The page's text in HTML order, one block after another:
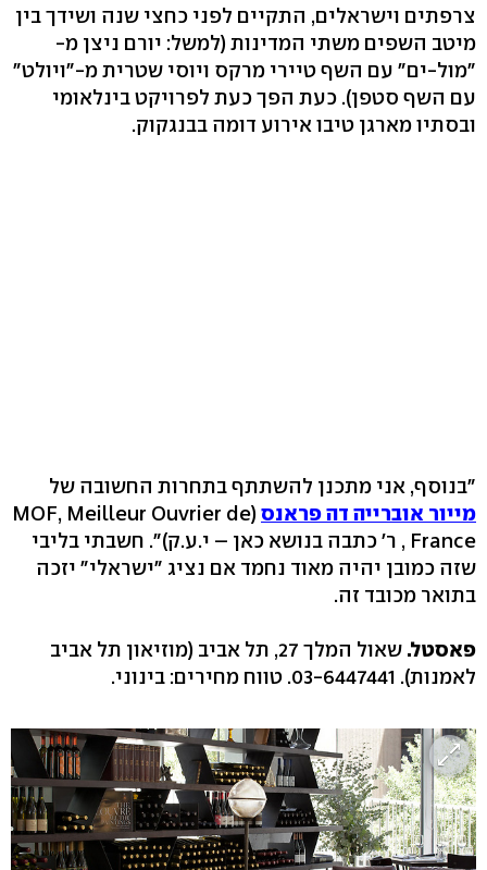
צרפתים וישראלים, התקיים לפני כחצי שנה ושידך בין
מיטב השפים משתי המדינות (למשל: יורם ניצן מ-
"מול-ים" עם השף טיירי מרקס ויוסי שטרית מ-"ויולט"
עם השף סטפן). כעת הפך כעת לפרויקט בינלאומי
ובסתיו מארגן טיבו אירוע דומה בבנגקוק.
"בנוסף, אני מתכנן להשתתף בתחרות החשובה של
מייור אוברייה דה פראנס (MOF, Meilleur Ouvrier de
France , ר' כתבה בנושא כאן – י.ע.ק)". חשבתי בליבי
שזה כמובן יהיה מאוד נחמד אם נציג "ישראלי" יזכה
בתואר מכובד זה.
פאסטל.
שאול המלך 27, תל אביב (מוזיאון תל אביב
לאמנות). 03-6447441. טווח מחירים: בינוני.